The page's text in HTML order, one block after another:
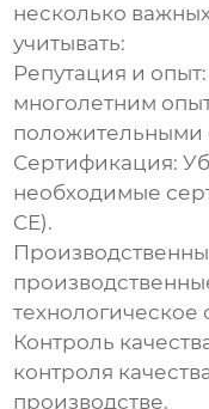
несколько
учитывать:
Репутация и опыт:
многолетним
положительными
Сертификация:
необходимые
CE).
Контроль
контроля
производстве.